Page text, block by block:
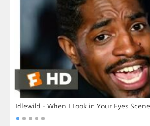
Idlewild - When I Look in Your Eyes Scene